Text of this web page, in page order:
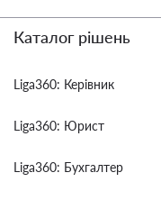
Каталог рішень
Liga360: Керівник
Liga360: Юрист
Liga360: Бухгалтер